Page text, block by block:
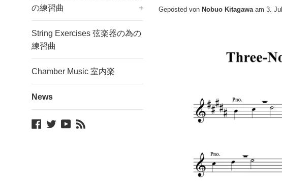
の練習曲
+
String Exercises 弦楽器の為の
練習曲
Chamber Music 室内楽
News
Facebook
TwitterYouTube
Geposted von Nobuo Kitagawaam 3.